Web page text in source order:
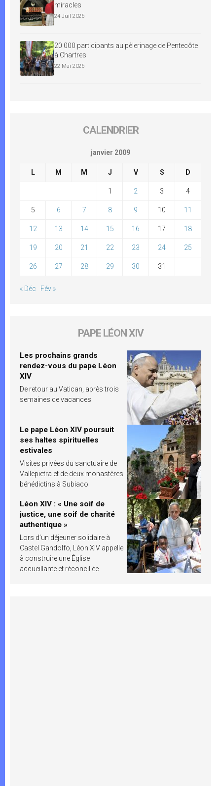
miracles
24 Juil 2026
20 000 participants au pèlerinage de Pentecôte
à Chartres
22 Mai 2026
CALENDRIER
janvier 2009
L M M J V S D
1 2 3 4
5 6 7 8 9 10 11
12 13 14 15 16 17 18
19 20 21 22 23 24 25
26 27 28 29 30 31
« Déc Fév »
PAPE LÉON XIV
Les prochains grands
rendez-vous du pape Léon
XIV
De retour au Vatican, après trois
semaines de vacances
Le pape Léon XIV poursuit
ses haltes spirituelles
estivales
Visites privées du sanctuaire de
Vallepietra et de deux monastères
bénédictins à Subiaco
Léon XIV : « Une soif de
justice, une soif de charité
authentique »
Lors d’un déjeuner solidaire à
Castel Gandolfo, Léon XIV appelle
à construire une Église
accueillante et réconciliée